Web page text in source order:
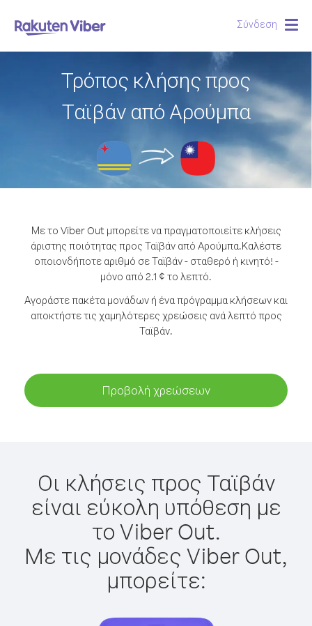
Σύνδεση
Τρόπος κλήσης προς
Ταϊβάν από Αρούμπα
Με το Viber Out μπορείτε να πραγματοποιείτε κλήσεις
άριστης ποιότητας προς Ταϊβάν από Αρούμπα.Καλέστε
οποιονδήποτε αριθμό σε Ταϊβάν - σταθερό ή κινητό! -
μόνο από 2.1 ¢ το λεπτό.
Αγοράστε πακέτα μονάδων ή ένα πρόγραμμα κλήσεων και
αποκτήστε τις χαμηλότερες χρεώσεις ανά λεπτό προς
Ταϊβάν.
Προβολή χρεώσεων
Οι κλήσεις προς Ταϊβάν
είναι εύκολη υπόθεση με
το Viber Out.
Με τις μονάδες Viber Out,
μπορείτε: